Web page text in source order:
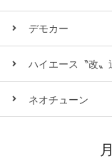
デモカー
ハイエース〝改〟
ネオチューン